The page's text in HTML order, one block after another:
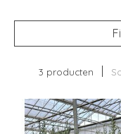
3 producten